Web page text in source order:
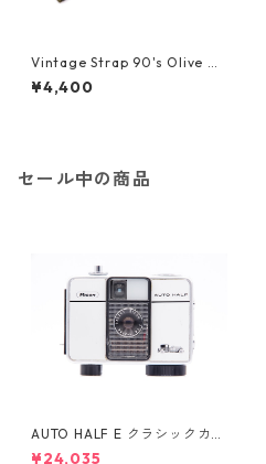
Vintage Strap 90's Olive Ni
kon ニコン
¥4,400
セール中の商品
AUTO HALF E クラシックカー
(332737) / 25mm F2.8 RICO
¥24,035